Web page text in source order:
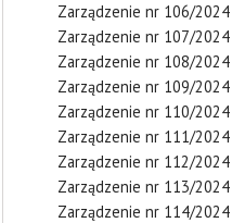
Zarządzenie nr 106/2024
Zarządzenie nr 107/2024
Zarządzenie nr 108/2024
Zarządzenie nr 109/2024
Zarządzenie nr 110/2024
Zarządzenie nr 111/2024
Zarządzenie nr 112/2024
Zarządzenie nr 113/2024
Zarządzenie nr 114/2024